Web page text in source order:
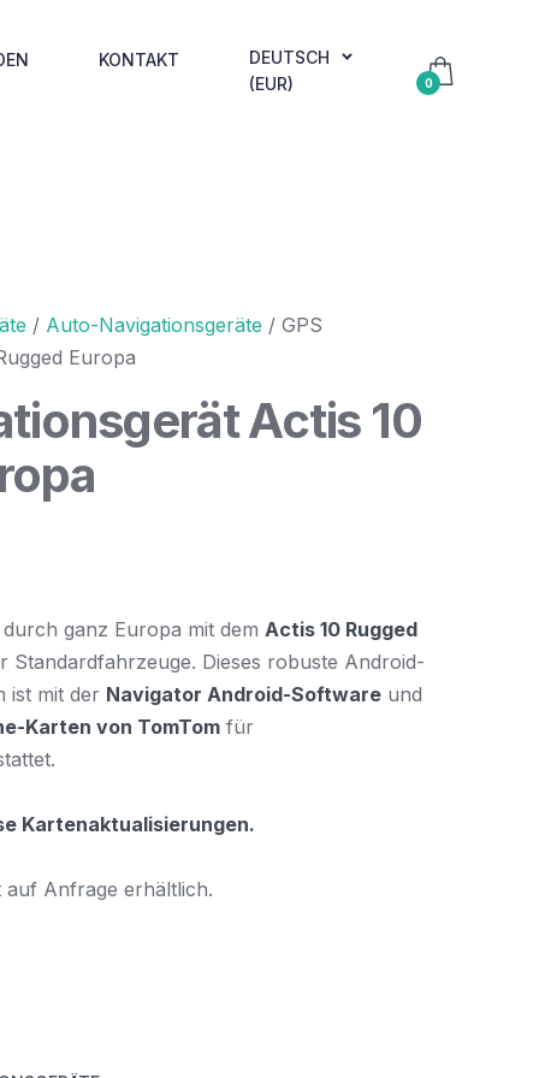
KONTAKT
DEUTSCH
(EUR)
0
/ Auto-Navigationsgeräte / GPS
Europa
Actis 10
durch ganz Europa mit demActis 10 Rugged
Standardfahrzeuge. Dieses robuste Android-
ist mit der Navigator Android-Software und
Karten von TomTom für
Kartenaktualisierungen.
auf Anfrage erhältlich.